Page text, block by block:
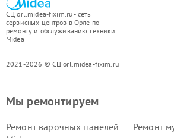
СЦ orl.midea-fixim.ru - сеть
сервисных центров в Орле по
ремонту и обслуживанию техники
Midea
2021-2026 © СЦ orl.midea-fixim.ru
Мы ремонтируем
Ремонт варочных панелей
Ремонт